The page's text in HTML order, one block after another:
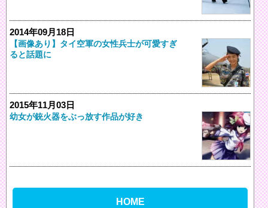
2014年09月18日
【画像あり】タイ空軍の女性兵士が可愛すぎ
ると話題に
2015年11月03日
幼女が銃火器をぶっ放す作品が好き
HOME